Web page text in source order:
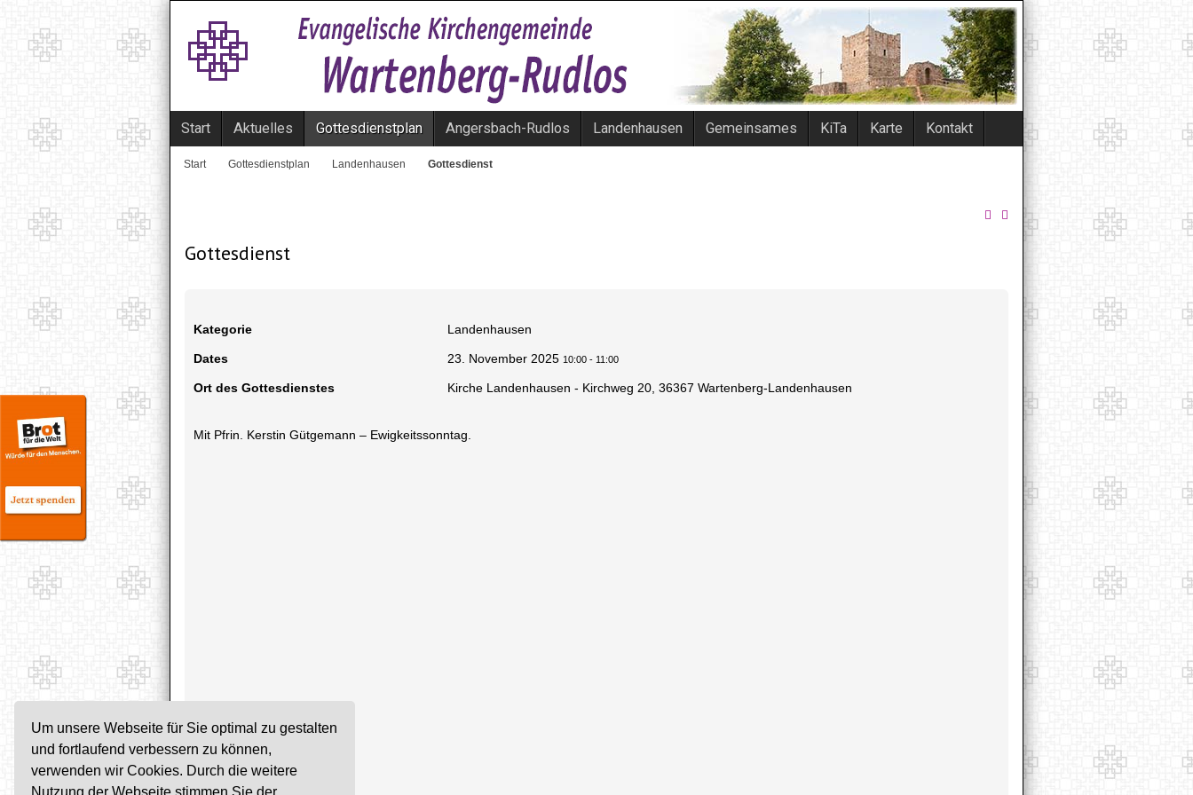
Um unsere Webseite für Sie optimal zu gestalten
und fortlaufend verbessern zu können,
verwenden wir Cookies. Durch die weitere
Nutzung der Webseite stimmen Sie der
Start Aktuelles Gottesdienstplan Angersbach-Rudlos Landenhausen Gemeinsames KiTa Karte Kontakt
Start Gottesdienstplan Landenhausen Gottesdienst
Gottesdienst
Kategorie Landenhausen
Dates 23. November 2025 10:00 - 11:00
Ort des Gottesdienstes Kirche Landenhausen - Kirchweg 20, 36367 Wartenberg-Landenhausen
Mit Pfrin. Kerstin Gütgemann – Ewigkeitssonntag.